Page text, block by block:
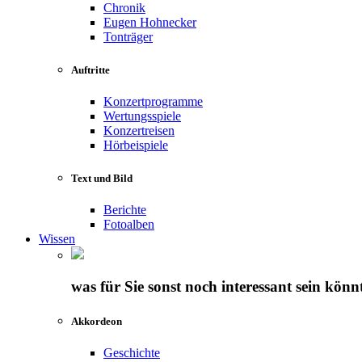
Chronik
Eugen Hohnecker
Tonträger
Auftritte
Konzertprogramme
Wertungsspiele
Konzertreisen
Hörbeispiele
Text und Bild
Berichte
Fotoalben
Wissen
was für Sie sonst noch interessant sein
Akkordeon
Geschichte